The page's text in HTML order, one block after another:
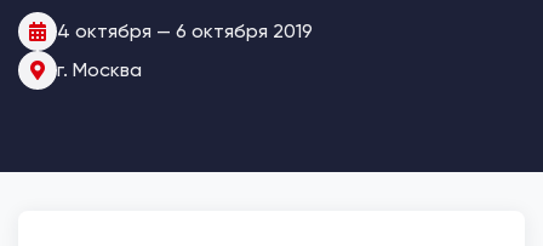
4 октября — 6 октября 2019
г. Москва